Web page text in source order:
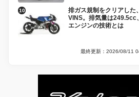
排ガス規制をクリアした
VINS。排気量は249.5cc
エンジンの技術とは
最終更新：2026/08/11